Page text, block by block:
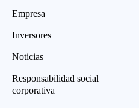
Empresa
Inversores
Noticias
Responsabilidad social
corporativa